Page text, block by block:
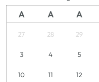
A A A
27 28 29
3 4 5
10 11 12